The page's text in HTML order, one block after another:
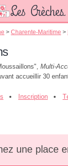
> Charente-Maritime >
Multi-
accueillir 30
Inscription
une place